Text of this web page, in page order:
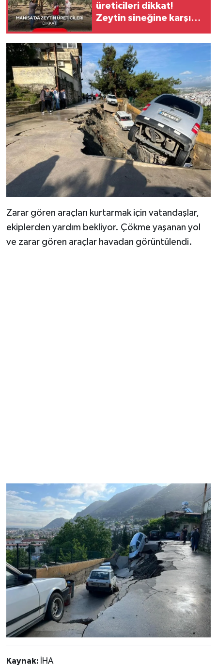
üreticileri dikkat!
Zeytin sineğine karşı
Zarar gören araçları kurtarmak için vatandaşlar,
ekiplerden yardım bekliyor. Çökme yaşanan yol
ve zarar gören araçlar havadan görüntülendi.
Kaynak: İHA